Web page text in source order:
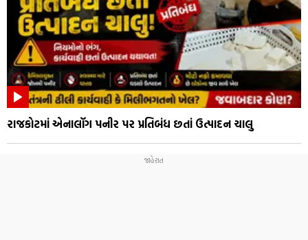
રાજકોટમાં એનાલૉગ પનીર પર પ્રતિબંધ છતાં ઉત્પાદન ચાલુ